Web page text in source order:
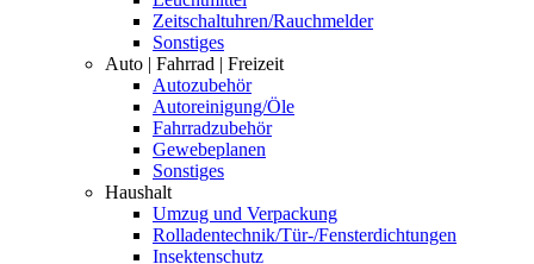
Zeitschaltuhren/Rauchmelder
Sonstiges
Auto | Fahrrad | Freizeit
Autozubehör
Autoreinigung/Öle
Fahrradzubehör
Gewebeplanen
Sonstiges
Haushalt
Umzug und Verpackung
Rolladentechnik/Tür-/Fensterdichtungen
Insektenschutz